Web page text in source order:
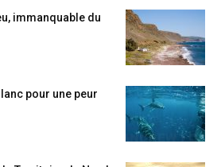
immanquable du
pour une peur